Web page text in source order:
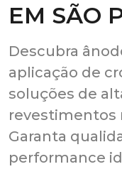
EM SÃO
Descubra
aplicação de
soluções de
revestimentos
Garanta
performance